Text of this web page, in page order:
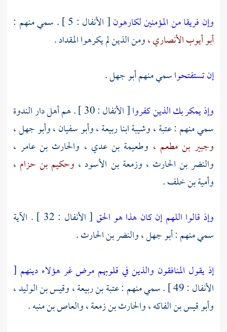
وإن فريقا من المؤمنين لكارهون[ الأنفال : 5 ] . سمي منهم :
أبو أيوب الأنصاري ،ومن الذين لم يكرهواالمقداد.
إن تستفتحواسمي منهمأبو جهل.
وإذ يمكر بك الذين كفروا[ الأنفال : 30 ] . هم أهلدار الندوة
سمي منهم :عتبة،وشيبة ابنا ربيعة ،وأبو سفيان ،وأبو جهل ،
وجبير بن مطعم ، وطعيمة بن عدي ، والحارث بن عامر ،
والنضر بن الحارث ، وزمعة بن الأسود ، وحكيم بن حزام ،
وأمية بن خلف.
وإذ قالوا اللهم إن كان هذا هو الحق
[ الأنفال : 32 ] . الآية
سمي منهم :أبو جهل ،والنضر بن الحارث.
إذ يقول المنافقون والذين في قلوبهم مرض غر هؤلاء دينهم [
الأنفال : 49 ] . سمي منهم :
عتبة بن ربيعة ،وقيس بن الوليد ،
وأبو قيس بن الفاكه ،والحارث بن زمعة ،والعاص بن منبه.